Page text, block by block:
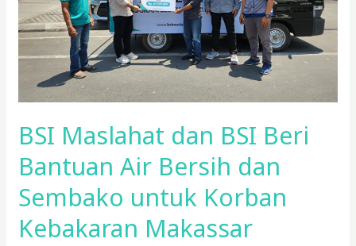
BSI Maslahat dan BSI Beri
Bantuan Air Bersih dan
Sembako untuk Korban
Kebakaran Makassar
Bersih
Sembako
untuk
Kebakaran
Makassar